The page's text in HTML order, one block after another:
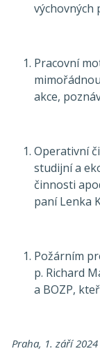
výchovných
Pracovní
akce,
Operativní
studijní a
činnosti
paní Lenka
Požárním
p. Richard
a BOZP,
Praha, 1. září 2024